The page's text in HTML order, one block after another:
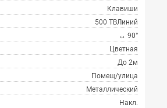
Клавиши
500 ТВЛиний
↔ 90°
Цветная
До 2м
Помещ/улица
Металлический
Накл.